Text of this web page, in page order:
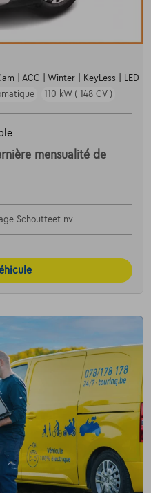
| ACC | Winter | KeyLess | LED
110 kW ( 148 CV )
mensualité de
Schoutteet nv